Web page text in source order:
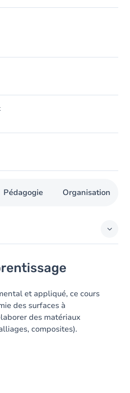
Pédagogie Organisation
et appliqué, ce cours
des surfaces à
des matériaux
composites).